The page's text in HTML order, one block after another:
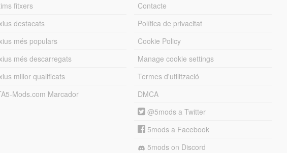
fitxers
destacats
més populars
més descarregats
millor qualificats
Mods.com Marcador
Contacte
Política de privacitat
Cookie Policy
Manage cookie settings
Termes d'utilització
DMCA
@5mods a Twitter
5mods a Facebook
5mods on Discord